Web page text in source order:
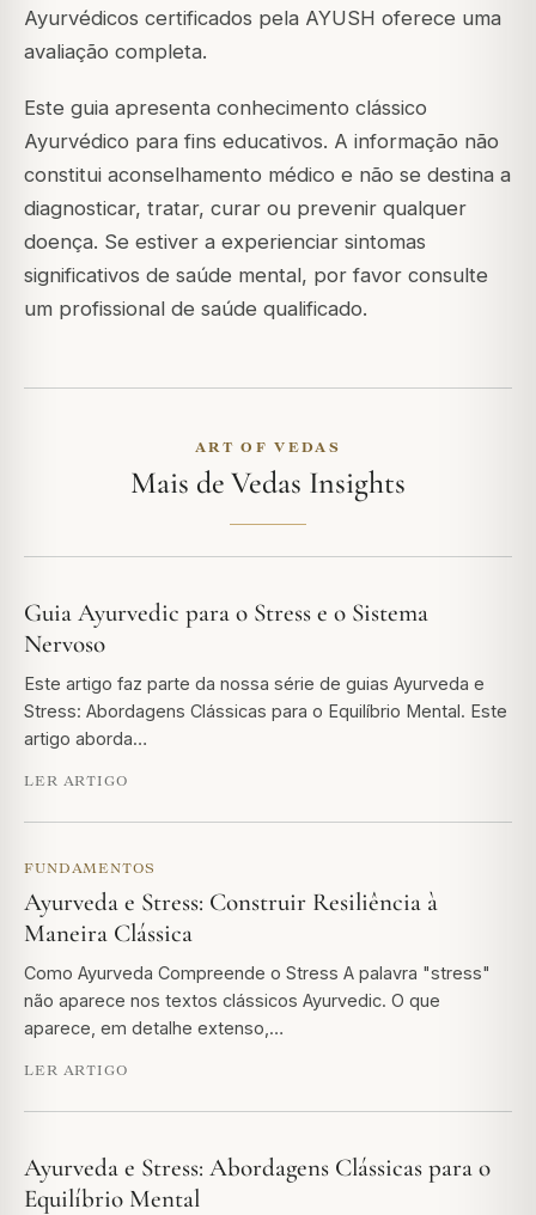
Ayurvédicos certificados pela AYUSH oferece uma
avaliação completa.
Este guia apresenta conhecimento clássico
Ayurvédico para fins educativos. A informação não
constitui aconselhamento médico e não se destina a
diagnosticar, tratar, curar ou prevenir qualquer
doença. Se estiver a experienciar sintomas
significativos de saúde mental, por favor consulte
um profissional de saúde qualificado.
ART OF VEDAS
Mais de Vedas Insights
Guia Ayurvedic para o Stress e o Sistema
Nervoso
Este artigo faz parte da nossa série de guias Ayurveda e
Stress: Abordagens Clássicas para o Equilíbrio Mental. Este
artigo aborda…
LER ARTIGO
FUNDAMENTOS
Ayurveda e Stress: Construir Resiliência à
Maneira Clássica
Como Ayurveda Compreende o Stress A palavra "stress"
não aparece nos textos clássicos Ayurvedic. O que
aparece, em detalhe extenso,…
LER ARTIGO
Ayurveda e Stress: Abordagens Clássicas para o
Equilíbrio Mental